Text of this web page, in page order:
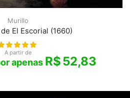
Murillo
El Escorial (1660)
A partir de
R$52,83